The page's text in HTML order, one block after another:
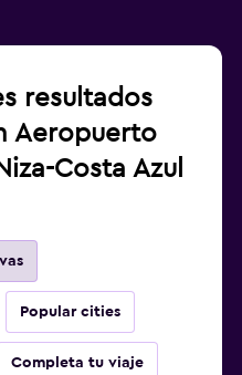
resultados
Aeropuerto
Costa Azul
Popular cities
Completa tu viaje